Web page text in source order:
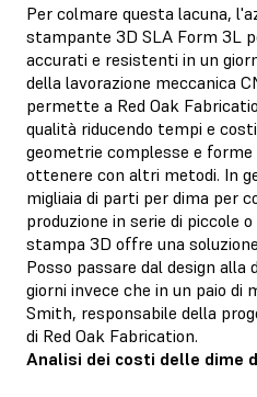
Per colmare questa lacuna,
stampante 3D SLA Form 3L
accurati e resistenti in un
della lavorazione meccanica
permette a Red Oak
qualità riducendo tempi e
geometrie complesse e forme
ottenere con altri metodi. In
migliaia di parti per dima per
produzione in serie di piccole
stampa 3D offre una
Posso passare dal design alla
giorni invece che in un paio di
Smith, responsabile della
di Red Oak Fabrication.
Analisi dei costi delle dime